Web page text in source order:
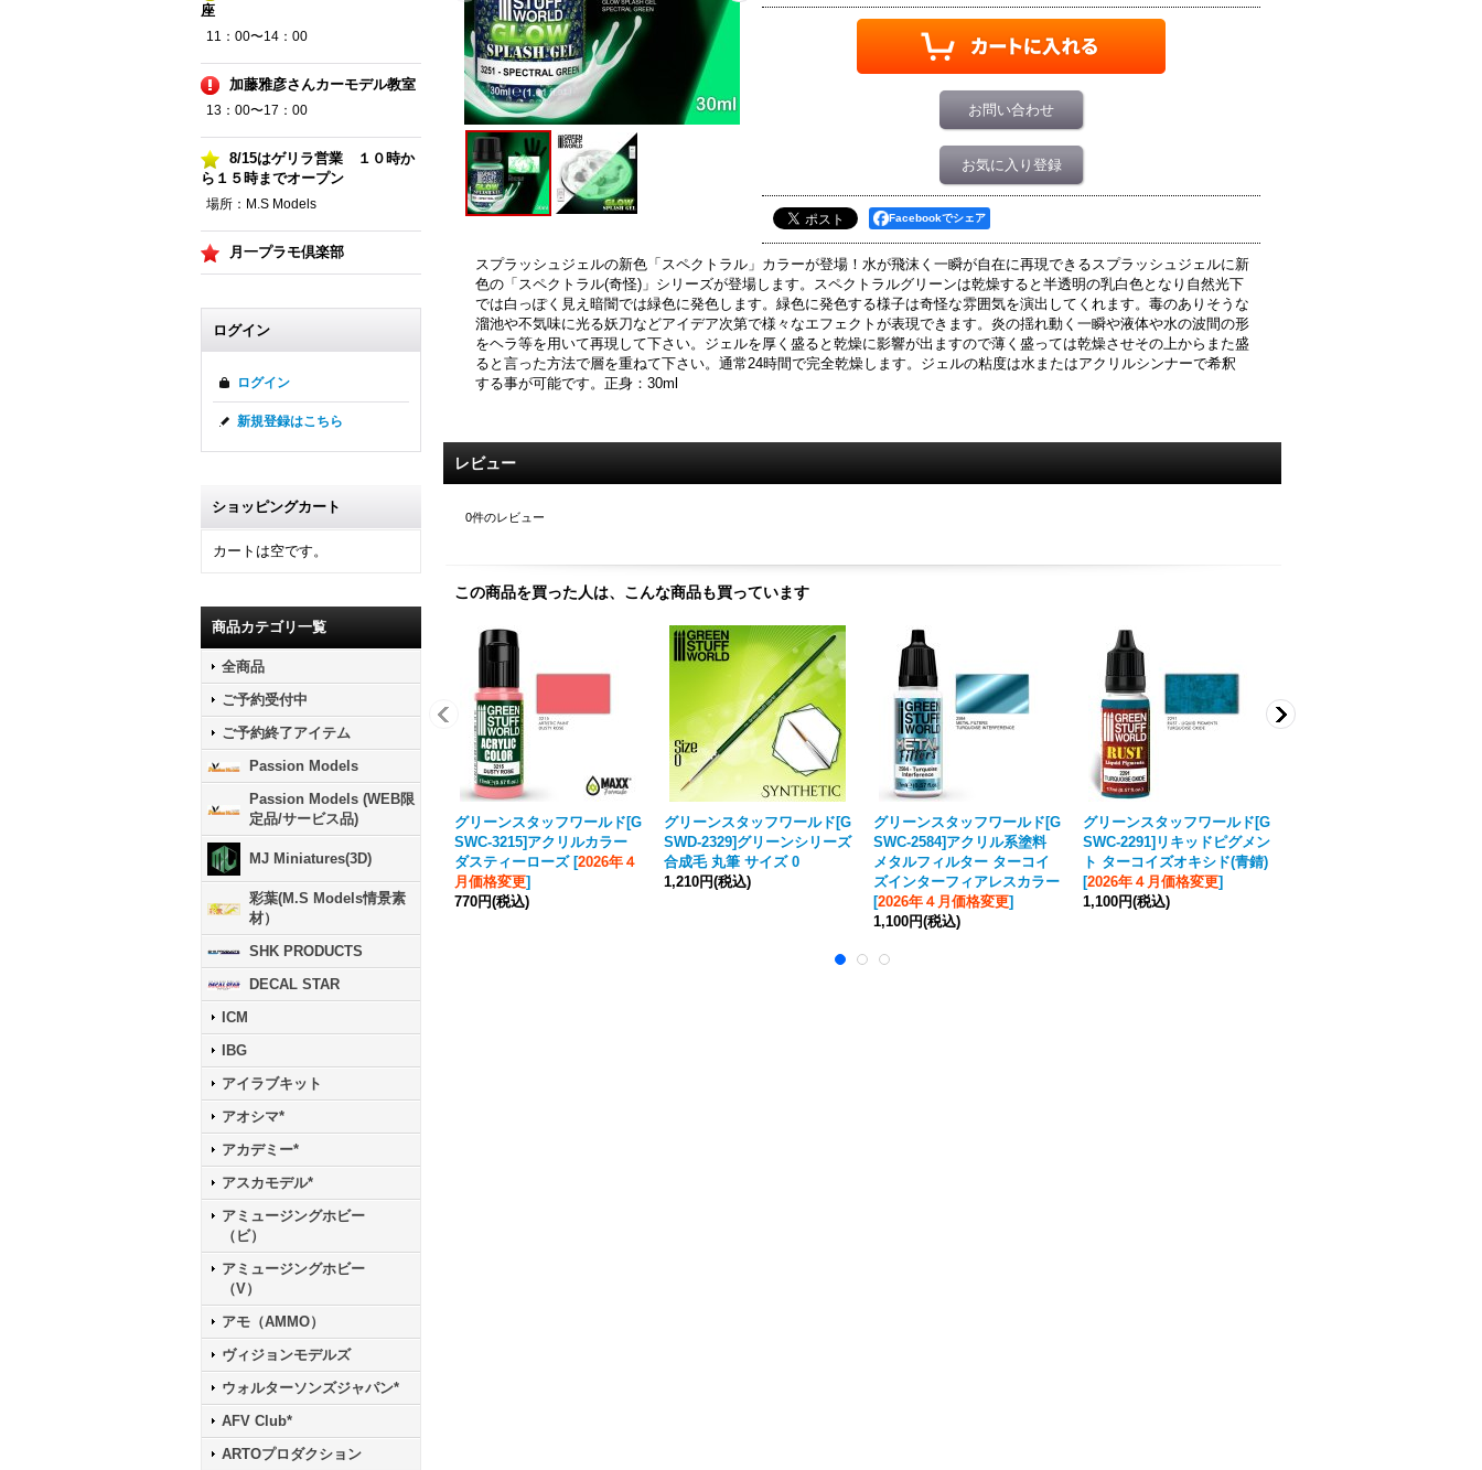
座
11：00〜14：00
加藤雅彦さんカーモデル教室
13：00〜17：00
8/15はゲリラ営業 １０時か
ら１５時までオープン
場所：M.S Models
月一プラモ倶楽部
ログイン
ログイン
新規登録はこちら
ショッピングカート
カートは空です。
商品カテゴリ一覧
全商品
ご予約受付中
ご予約終了アイテム
Passion Models
Passion Models (WEB限
定品/サービス品)
MJ Miniatures(3D)
彩葉(M.S Models情景素
材）
SHK PRODUCTS
DECAL STAR
ICM
IBG
アイラブキット
アオシマ*
アカデミー*
アスカモデル*
アミュージングホビー
（ビ）
アミュージングホビー
（V）
アモ（AMMO）
ヴィジョンモデルズ
ウォルターソンズジャパン*
AFV Club*
ARTOプロダクション
お問い合わせ
お気に入り登録
Facebookでシェア
スプラッシュジェルの新色「スペクトラル」カラーが登場！水が飛沫く一瞬が自在に再現できるスプラッシュジェルに新
色の「スペクトラル(奇怪)」シリーズが登場します。スペクトラルグリーンは乾燥すると半透明の乳白色となり自然光下
では白っぽく見え暗闇では緑色に発色します。緑色に発色する様子は奇怪な雰囲気を演出してくれます。毒のありそうな
溜池や不気味に光る妖刀などアイデア次第で様々なエフェクトが表現できます。炎の揺れ動く一瞬や液体や水の波間の形
をヘラ等を用いて再現して下さい。ジェルを厚く盛ると乾燥に影響が出ますので薄く盛っては乾燥させその上からまた盛
ると言った方法で層を重ねて下さい。通常24時間で完全乾燥します。ジェルの粘度は水またはアクリルシンナーで希釈
する事が可能です。正身：30ml
レビュー
0件のレビュー
この商品を買った人は、こんな商品も買っています
グリーンスタッフワールド[G
SWC-3215]アクリルカラー
ダスティーローズ [2026年４
月価格変更]
770円(税込)
グリーンスタッフワールド[G
SWD-2329]グリーンシリーズ
合成毛 丸筆 サイズ 0
1,210円(税込)
グリーンスタッフワールド[G
SWC-2584]アクリル系塗料
メタルフィルター ターコイ
ズインターフィアレスカラー
[2026年４月価格変更]
1,100円(税込)
グリーンスタッフワールド[G
SWC-2291]リキッドピグメン
ト ターコイズオキシド(青錆)
[2026年４月価格変更]
1,100円(税込)